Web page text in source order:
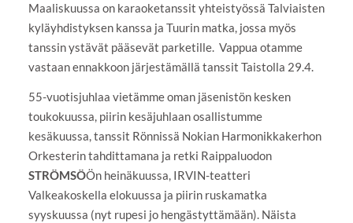
Maaliskuussa on karaoketanssit yhteistyössä Talviaisten
kyläyhdistyksen kanssa ja Tuurin matka, jossa myös
tanssin ystävät pääsevät parketille. Vappua otamme
vastaan ennakkoon järjestämällä tanssit Taistolla 29.4.
55-vuotisjuhlaa vietämme oman jäsenistön kesken
toukokuussa, piirin kesäjuhlaan osallistumme
kesäkuussa, tanssit Rönnissä Nokian Harmonikkakerhon
Orkesterin tahdittamana ja retki Raippaluodon
STRÖMSÖÖn heinäkuussa, IRVIN-teatteri
Valkeakoskella elokuussa ja piirin ruskamatka
syyskuussa (nyt rupesi jo hengästyttämään). Näista